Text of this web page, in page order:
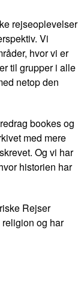
rejseoplevelser
Vi
hvor vi er
til grupper i alle
netop den
bookes og
med mere
Og vi har
historien har
Rejser
og har